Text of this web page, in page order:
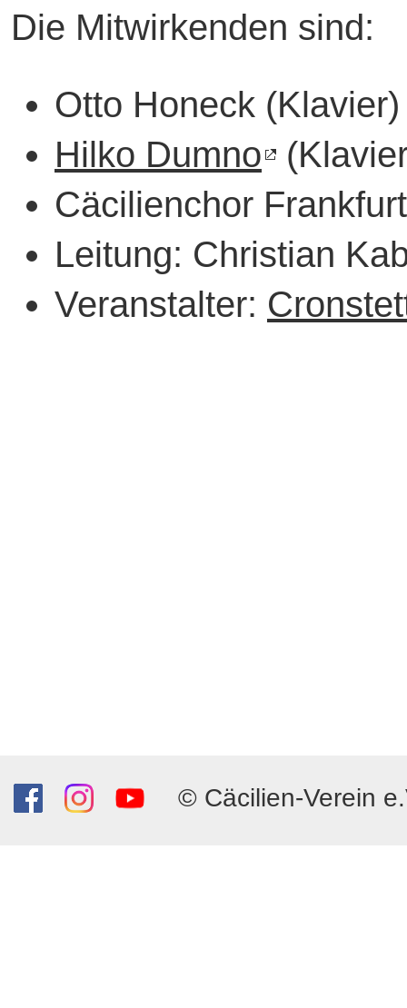
Die Mitwirkenden sind:
Otto Honeck (Klavier)
Hilko Dumno
Cäcilienchor Frankfurt
Leitung: Christian
Veranstalter:
© Cäcilien-Verein